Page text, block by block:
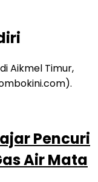
Pencuri
Air Mata